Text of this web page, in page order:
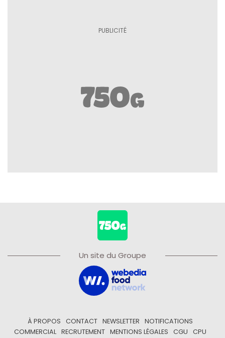
Un site du Groupe
À PROPOS CONTACT NEWSLETTER
NOTIFICATIONS
COMMERCIAL
RECRUTEMENT MENTIONS LÉGALES CGU CPU